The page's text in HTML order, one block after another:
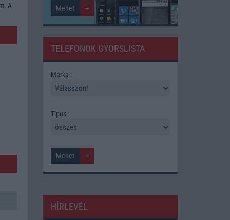
A
TELEFONOK GYORSLISTA
Márka :
Tipus :
HÍRLEVÉL